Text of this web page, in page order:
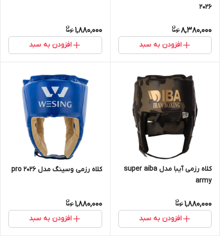
2026
8,380,000
افزودن به سبد
1,880,000
افزودن به سبد
کلاه رزمی آیبا مدل super aiba
army
1,880,000
افزودن به سبد
کلاه رزمی وسینگ مدل pro 2026
1,880,000
افزودن به سبد